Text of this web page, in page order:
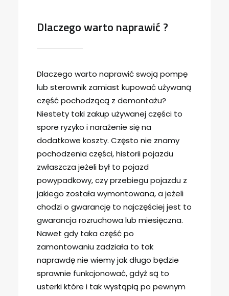
Dlaczego warto naprawić ?
Dlaczego warto naprawić swoją pompę
lub sterownik zamiast kupować używaną
część pochodzącą z demontażu?
Niestety taki zakup używanej części to
spore ryzyko i narażenie się na
dodatkowe koszty. Często nie znamy
pochodzenia części, historii pojazdu
zwłaszcza jeżeli był to pojazd
powypadkowy, czy przebiegu pojazdu z
jakiego została wymontowana, a jeżeli
chodzi o gwarancję to najczęściej jest to
gwarancja rozruchowa lub miesięczna.
Nawet gdy taka część po
zamontowaniu zadziała to tak
naprawdę nie wiemy jak długo będzie
sprawnie funkcjonować, gdyż są to
usterki które i tak wystąpią po pewnym